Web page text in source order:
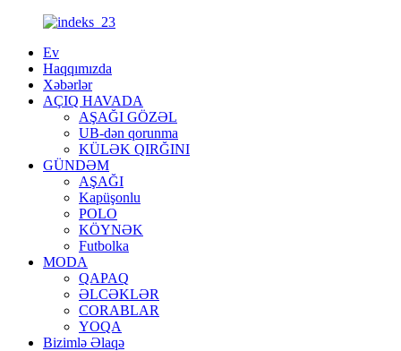
Ev
Haqqımızda
Xəbərlər
AÇIQ HAVADA
AŞAĞI GÖZƏL
UB-dən qorunma
KÜLƏK QIRĞINI
GÜNDƏM
AŞAĞI
Kapüşonlu
POLO
KÖYNƏK
Futbolka
MODA
QAPAQ
ƏLCƏKLƏR
CORABLAR
YOQA
Bizimlə Əlaqə